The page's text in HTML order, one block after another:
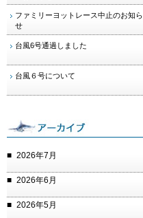
ファミリーヨットレース中止のお知ら
せ
台風6号通過しました
台風６号について
2026年7月
2026年6月
2026年5月